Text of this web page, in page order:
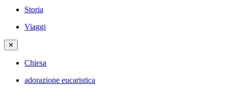
Storia
Viaggi
✕
Chiesa
adorazione eucaristica